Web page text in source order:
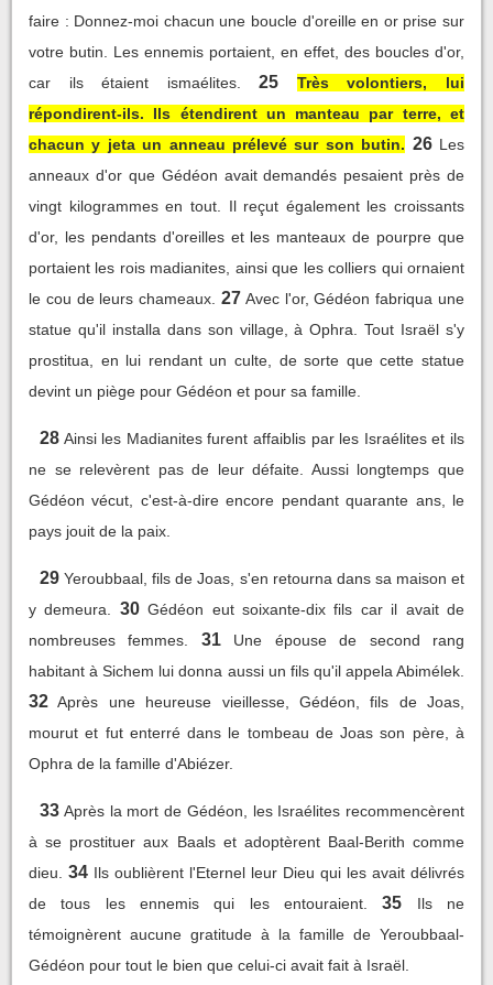
faire : Donnez-moi chacun une boucle d'oreille en or prise sur
votre butin. Les ennemis portaient, en effet, des boucles d'or,
car ils étaient ismaélites.
25
Très volontiers, lui
répondirent-ils. Ils étendirent un manteau par terre, et
chacun y jeta un anneau prélevé sur son butin. 26 Les
anneaux d'or que Gédéon avait demandés pesaient près de
vingt kilogrammes en tout. Il reçut également les croissants
d'or, les pendants d'oreilles et les manteaux de pourpre que
portaient les rois madianites, ainsi que les colliers qui ornaient
le cou de leurs chameaux. 27 Avec l'or, Gédéon fabriqua une
statue qu'il installa dans son village, à Ophra. Tout Israël s'y
prostitua, en lui rendant un culte, de sorte que cette statue
devint un piège pour Gédéon et pour sa famille.
28 Ainsi les Madianites furent affaiblis par les Israélites et ils
ne se relevèrent pas de leur défaite. Aussi longtemps que
Gédéon vécut, c'est-à-dire encore pendant quarante ans, le
pays jouit de la paix.
29 Yeroubbaal, fils de Joas, s'en retourna dans sa maison et
y demeura.
30 Gédéon eut soixante-dix fils car il avait de
nombreuses femmes.
31
Une épouse de second rang
habitant à Sichem lui donna aussi un fils qu'il appela Abimélek.
32 Après une heureuse vieillesse, Gédéon, fils de Joas,
mourut et fut enterré dans le tombeau de Joas son père, à
Ophra de la famille d'Abiézer.
33 Après la mort de Gédéon, les Israélites recommencèrent
à se prostituer aux Baals et adoptèrent Baal-Berith comme
dieu.
34 Ils oublièrent l'Eternel leur Dieu qui les avait délivrés
de tous les ennemis qui les entouraient.
35
Ils ne
témoignèrent aucune gratitude à la famille de Yeroubbaal-
Gédéon pour tout le bien que celui-ci avait fait à Israël.